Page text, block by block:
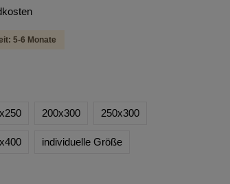
5-6 Monate
200x300 250x300
individuelle Größe